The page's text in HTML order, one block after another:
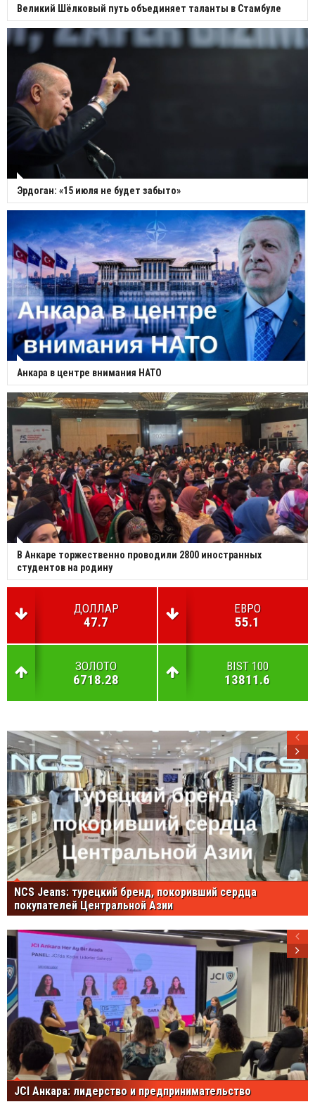
Великий Шёлковый путь объединяет таланты в Стамбуле
Эрдоган: «15 июля не будет забыто»
Анкара в центре внимания НАТО
В Анкаре торжественно проводили 2800 иностранных
студентов на родину
ДОЛЛАР
47.7
ЕВРО
55.1
ЗОЛОТО
6718.28
BIST 100
13811.6
NCS Jeans: турецкий бренд, покоривший сердца
покупателей Центральной Азии
JCI Анкара: лидерство и предпринимательство